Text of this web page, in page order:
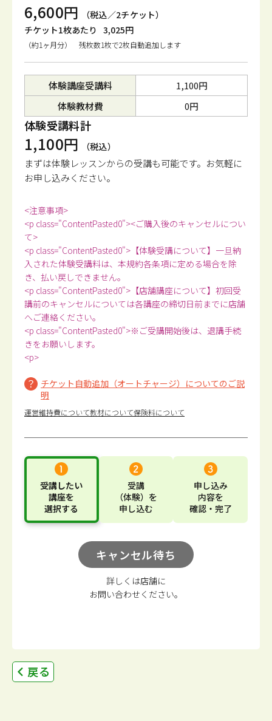
6,600円
（税込／2チケット）
チケット1枚あたり 3,025円
（約1ヶ月分） 残枚数1枚で2枚自動追加します
体験講座受講料
1,100円
体験教材費
0円
体験受講料計
1,100円 （税込）
まずは体験レッスンからの受講も可能です。 お気軽に
お申し込みください。
<注意事項>
<p class="ContentPasted0"><ご購入後のキャンセルについ
て>
<p class="ContentPasted0">【体験受講について】一旦納
入された体験受講料は、本規約各条項に定める場合を除
き、払い戻しできません。
<p class="ContentPasted0">【店舗講座について】初回受
講前のキャンセルについては各講座の締切日前までに店舗
へご連絡ください。
<p class="ContentPasted0">※ご受講開始後は、退講手続
きをお願いします。
<p>
チケット自動追加（オートチャージ）についてのご説
明
運営維持費について教材について保険料について
受講したい
講座を
選択する
受講
（体験） を
申し込む
申し込み
内容を
確認・完了
キャンセル待ち
詳しくは店舗に
お問い合わせください。
戻る